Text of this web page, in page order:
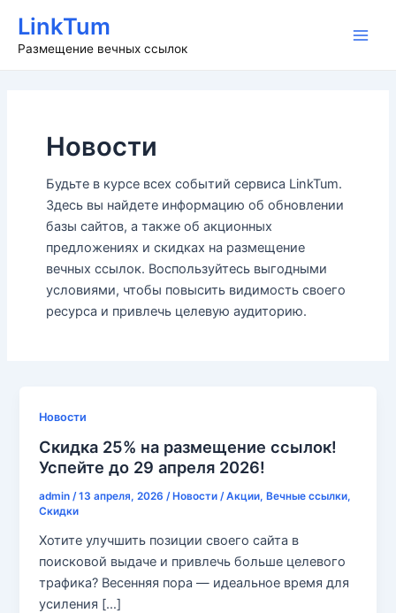
содержимому
LinkTum
Размещение вечных ссылок
Новости
Будьте в курсе всех событий сервиса LinkTum.
Здесь вы найдете информацию об обновлении
базы сайтов, а также об акционных
предложениях и скидках на размещение
вечных ссылок. Воспользуйтесь выгодными
условиями, чтобы повысить видимость своего
ресурса и привлечь целевую аудиторию.
Новости
Скидка 25% на размещение ссылок!
Успейте до 29 апреля 2026!
admin/13 апреля, 2026/ Новости /Акции, Вечные ссылки,
Скидки
Хотите улучшить позиции своего сайта в
поисковой выдаче и привлечь больше целевого
трафика? Весенняя пора — идеальное время для
усиления […]